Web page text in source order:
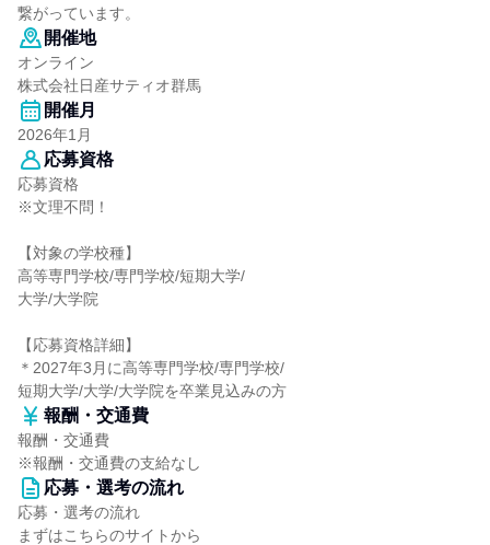
繋がっています。
開催地
オンライン
株式会社日産サティオ群馬
開催月
2026年1月
応募資格
応募資格
※文理不問！
【対象の学校種】
高等専門学校/専門学校/短期大学/
大学/大学院
【応募資格詳細】
＊2027年3月に高等専門学校/専門学校/
短期大学/大学/大学院を卒業見込みの方
報酬・交通費
報酬・交通費
※報酬・交通費の支給なし
応募・選考の流れ
応募・選考の流れ
まずはこちらのサイトから